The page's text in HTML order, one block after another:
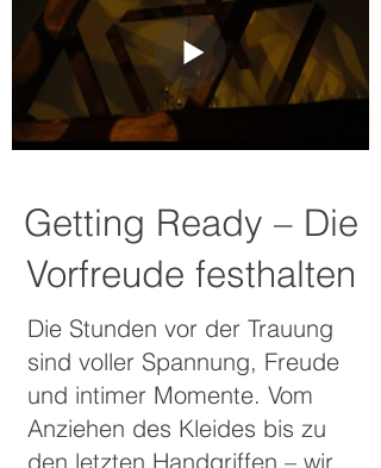
Getting Ready – Die
Vorfreude festhalten
Die Stunden vor der Trauung
sind voller Spannung, Freude
und intimer Momente. Vom
Anziehen des Kleides bis zu
den letzten Handgriffen – wir